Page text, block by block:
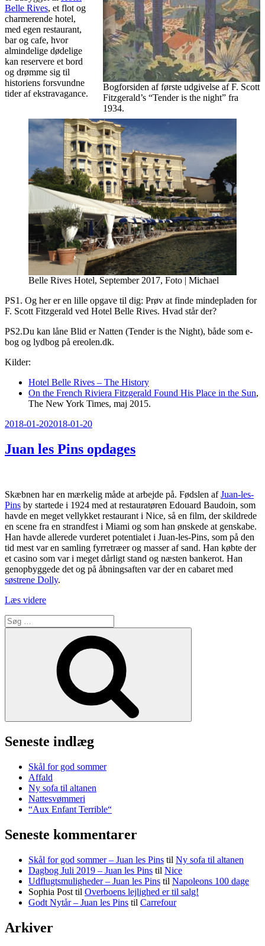
Bogforsiden af første udgivelse af F. Scott
Fitzgerald’s “Tender is the night” fra
1934.
Belle Rives, et flot og
charmerende hotel,
med egen restaurant,
bar og cafe, hvor
almindelige dødelige
kan reservere et bord
og drømme sig til
historiens forsvundne
tider af ekstravagance.
Belle Rives Hotel, September 2017, Foto | Michael
PS1. Og her er en lille opgave til dig: Prøv at finde mindepladen for
F. Scott Fitzgerald ved Hotel Belle Rives. Hvad står der?
PS2.Du kan låne Blid er Natten (Tender is the Night), både som e-
bog og lydbog på ereolen.dk.
Kilder:
Hotel Belle Rives – The History
On the French Riviera Fitzgerald Found His Place in the Sun,
The New York Times, maj 2015.
Udgivet
2018-01-202018-01-20
Juan les Pins opdages
Skæbnen har en mærkelig måde at arbejde på. Fødslen af​​Juan-les-
Pins by startede i 1924 med at restauratøren Edouard Baudoin, som
havde en meget vellykket restaurant i Nice, så en film, der skildrede
en scene fra en strandfest i Miami og som han ønskede at genskabe.
Han havde allerede vurderet potentialet i Juan-les-Pins, som på den
tid mest var en samling fyrretræer og masser af sand. Han købte der
et casino som var i meget dårligt stand og næsten bankerot. Han
genopbyggede det og på åbningsaften var der en cabaret med
søstrene Dolly.
Læs videre“Juan
opdages”
Søg
efter:
Seneste indlæg
Skål for god sommer
Affald
Ny sofa til altanen
Nattesvømmeri
“Aux Enfant Terrible“
Seneste kommentarer
Skål for god sommer – Juan les Pins til Ny sofa til altanen
Dagbog Juli 2019 – Juan les Pins til Nice
Udflugtsmuligheder – Juan les Pins til Napoleons 100 dage
Sophia Post til Overboens lejlighed er til salg!
Godt Nytår – Juan les Pins til Carrefour
Arkiver